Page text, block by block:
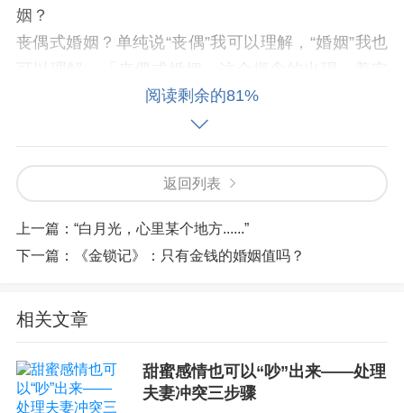
丧偶式婚姻？单纯说“丧偶”我可以理解，“婚姻”我也
令人感受到了扑面而来的名存实亡式婚姻的痛楚。
它消磨了个体对于幸福婚姻的期待，表达出一种
了婚有伴侣和没伴侣感觉一样”的辛酸和无奈——虽
有伴侣，如同丧偶。
带来关于这个概念的现实感受的，是一位来访，当
时是咨询关于婚姻家庭的问题（信息有删改并经由
印象最深刻的是Ta对于个人婚姻生活的描述：
舍友，自己和伴侣的关系与舍友几乎没什么区别。
就是住在一个地方，每天上下班打打招呼；有空的
阅读剩余的81%
返回列表
上一篇： “白月光，心里某个地方......”
下一篇：
《金锁记》：只有金钱的婚姻值吗？
相关文章
甜蜜感情也可以“吵”出来——处理
夫妻冲突三步骤